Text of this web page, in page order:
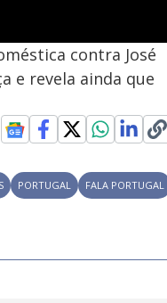
contra José
e revela ainda que
PORTUGAL FALA PORTUGAL